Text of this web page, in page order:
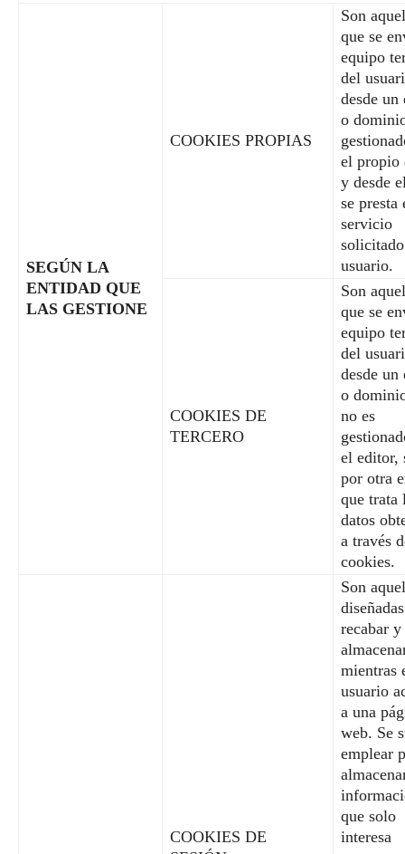
SEGÚN LA
ENTIDAD QUE
LAS GESTIONE
COOKIES PROPIAS
Son
que se
equipo
del
desde un
o
el propio
y desde
se presta
servicio
usuario.
COOKIES DE
TERCERO
Son
que se
equipo
del
desde un
o
no es
el editor,
por otra
que trata
datos
a través
cookies.
COOKIES DE
Son
recabar y
mientras
usuario
a una
web. Se
emplear
que solo
interesa